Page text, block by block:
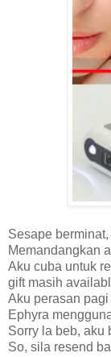
Sesape
Memandangkan
Aku cuba untuk
gift masih
Aku perasan
Ephyra
Sorry la beb, aku
So, sila resend